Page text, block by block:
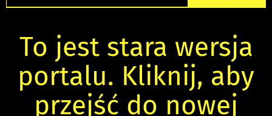
To jest stara wersja
portalu. Kliknij, aby
przejść do nowej